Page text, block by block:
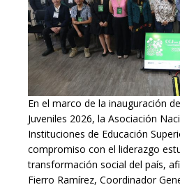
En el marco de la inauguración
Juveniles 2026, la Asociación
Instituciones de Educación
compromiso con el liderazgo
transformación social del país,
Fierro Ramírez, Coordinador